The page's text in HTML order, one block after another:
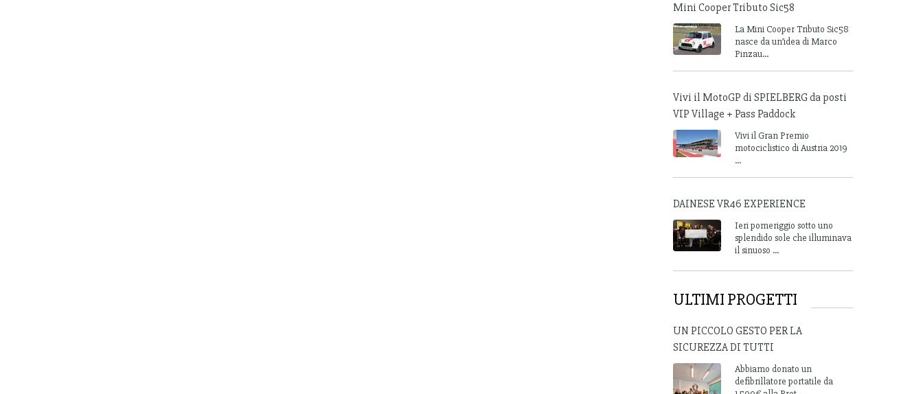
Mini Cooper Tributo Sic58
La Mini Cooper Tributo Sic58
nasce da un’idea di Marco
Pinzau...
Vivi il MotoGP di SPIELBERG da posti
VIP Village + Pass Paddock
Vivi il Gran Premio
motociclistico di Austria 2019
...
DAINESE VR46 EXPERIENCE
Ieri pomeriggio sotto uno
splendido sole che illuminava
il sinuoso ...
ULTIMI PROGETTI
UN PICCOLO GESTO PER LA
SICUREZZA DI TUTTI
Abbiamo donato un
defibrillatore portatile da